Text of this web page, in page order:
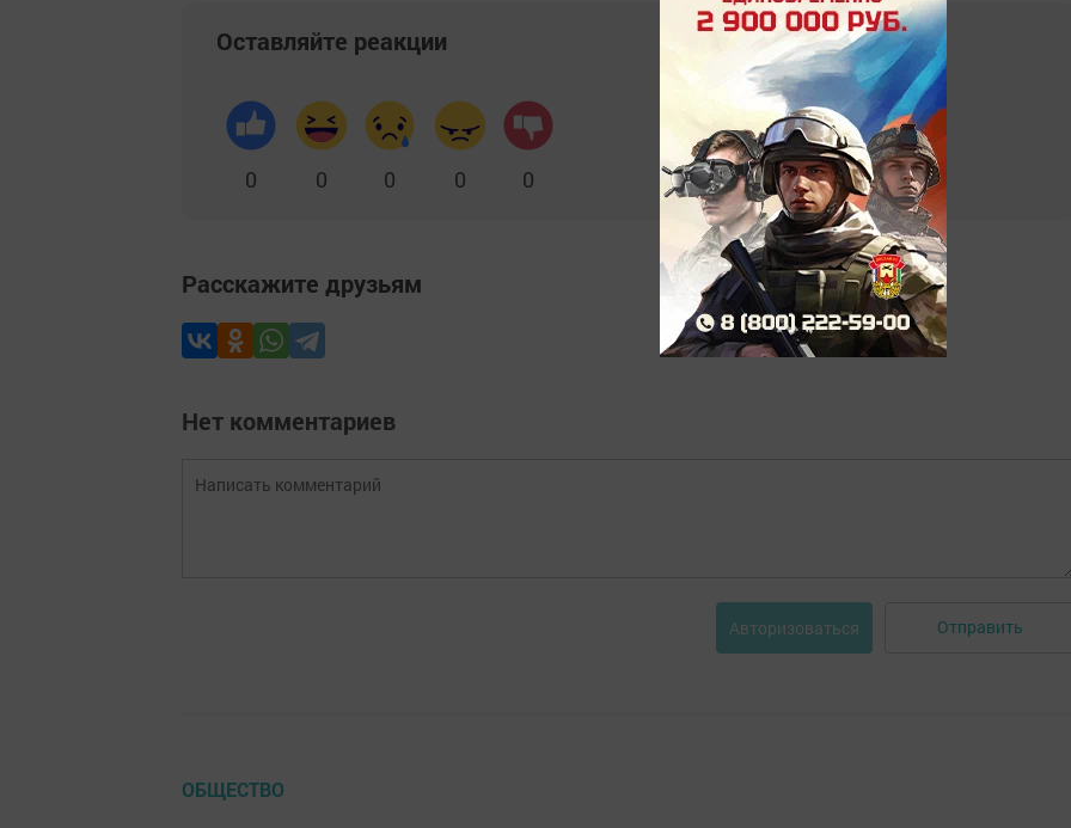
Оставляйте реакции
0 0 0 0 0
Расскажите друзьям
Нет комментариев
Авторизоваться Отправить
ОБЩЕСТВО